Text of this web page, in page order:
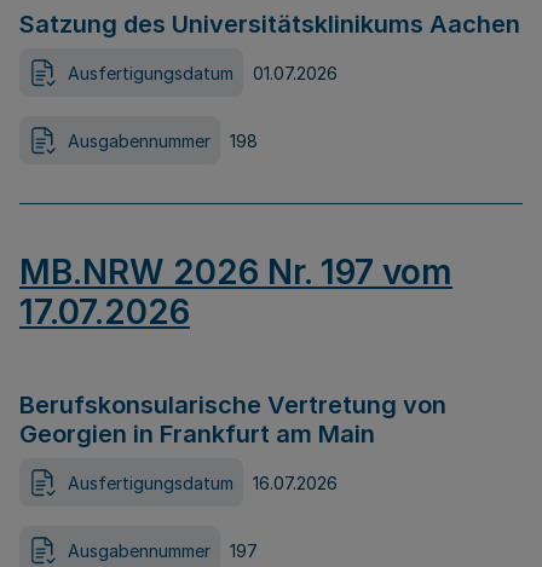
Satzung des Universitätsklinikums Aachen
Ausfertigungsdatum 01.07.2026
Ausgabennummer 198
MB.NRW 2026 Nr. 197 vom
17.07.2026
Berufskonsularische Vertretung von
Georgien in Frankfurt am Main
Ausfertigungsdatum 16.07.2026
Ausgabennummer 197